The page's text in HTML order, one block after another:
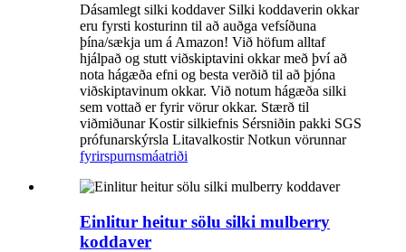
Dásamlegt silki koddaver Silki koddaverin okkar
eru fyrsti kosturinn til að auðga vefsíðuna
þína/sækja um á Amazon! Við höfum alltaf
hjálpað og stutt viðskiptavini okkar með því að
nota hágæða efni og besta verðið til að þjóna
viðskiptavinum okkar. Við notum hágæða silki
sem vottað er fyrir vörur okkar. Stærð til
viðmiðunar Kostir silkiefnis Sérsniðin pakki SGS
prófunarskýrsla Litavalkostir Notkun vörunnar
fyrirspurnsmáatriði
Einlitur heitur sölu silki mulberry
koddaver